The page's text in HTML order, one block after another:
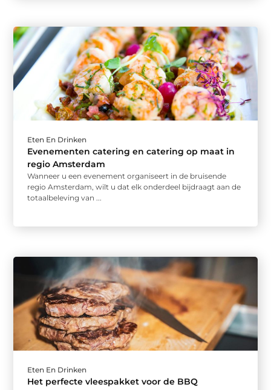
Eten En Drinken
Evenementen catering en catering op maat in
regio Amsterdam
Wanneer u een evenement organiseert in de bruisende
regio Amsterdam, wilt u dat elk onderdeel bijdraagt aan de
totaalbeleving van ...
Eten En Drinken
Het perfecte vleespakket voor de BBQ